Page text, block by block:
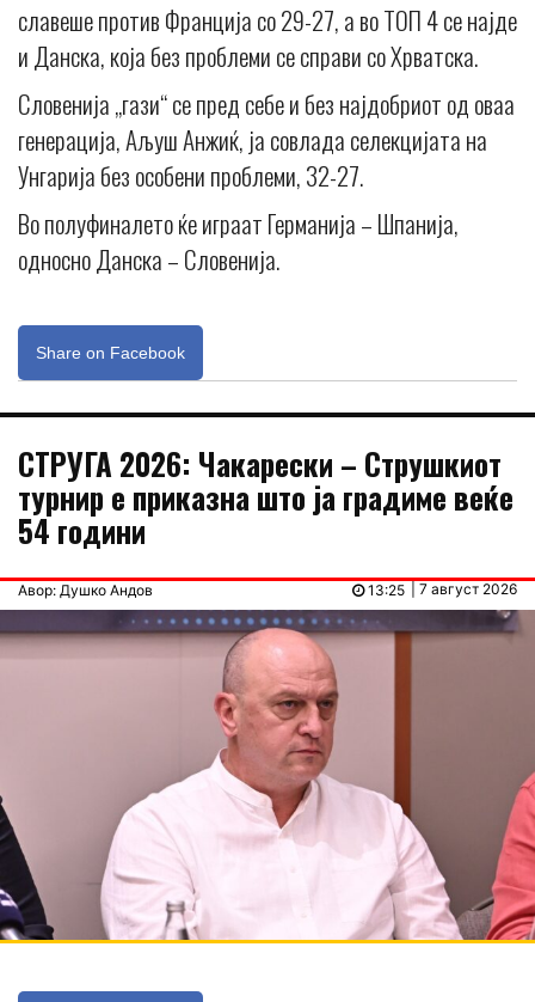
славеше против Франција со 29-27, а во ТОП 4 се најде
и Данска, која без проблеми се справи со Хрватска.
Словенија „гази“ се пред себе и без најдобриот од оваа
генерација, Аљуш Анжиќ, ја совлада селекцијата на
Унгарија без особени проблеми, 32-27.
Во полуфиналето ќе играат Германија – Шпанија,
односно Данска – Словенија.
Share on Facebook
СТРУГА 2026: Чакарески – Струшкиот
турнир е приказна што ја градиме веќе
54 години
Авор: Душко Андов | 7 август 2026
13:25